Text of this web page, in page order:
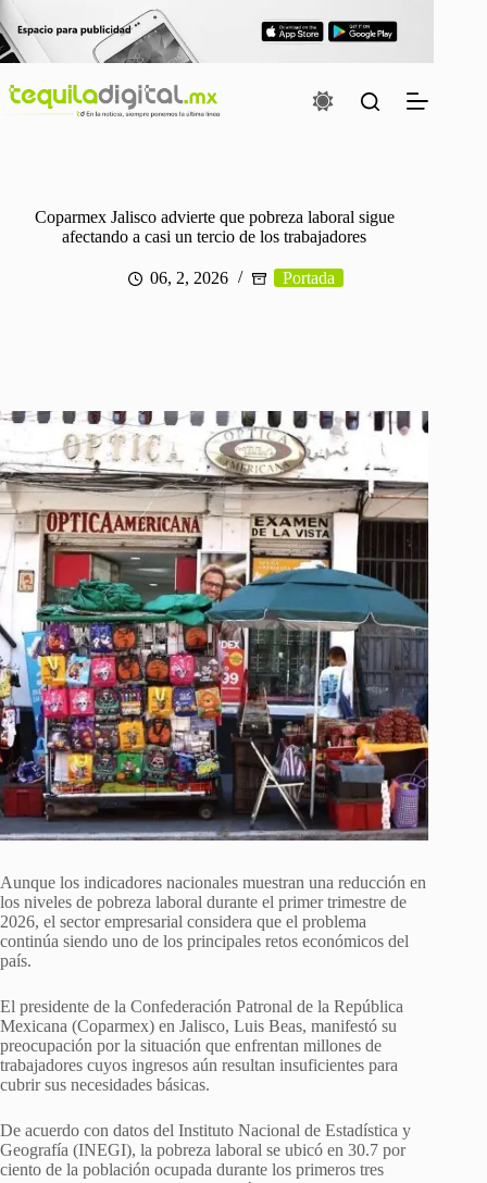
Saltar
al
contenido
Coparmex Jalisco advierte que pobreza laboral sigue
afectando a casi un tercio de los trabajadores
06, 2, 2026 Portada
Aunque los indicadores nacionales muestran una reducción en
los niveles de pobreza laboral durante el primer trimestre de
2026, el sector empresarial considera que el problema
continúa siendo uno de los principales retos económicos del
país.
El presidente de la Confederación Patronal de la República
Mexicana (Coparmex) en Jalisco, Luis Beas, manifestó su
preocupación por la situación que enfrentan millones de
trabajadores cuyos ingresos aún resultan insuficientes para
cubrir sus necesidades básicas.
De acuerdo con datos del Instituto Nacional de Estadística y
Geografía (INEGI), la pobreza laboral se ubicó en 30.7 por
ciento de la población ocupada durante los primeros tres